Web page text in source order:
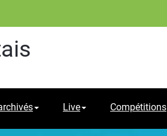
Live Compétitions